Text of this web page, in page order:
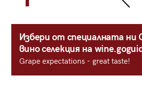
Избери от специалната ни
вино селекция на
Grape expectations - great taste!